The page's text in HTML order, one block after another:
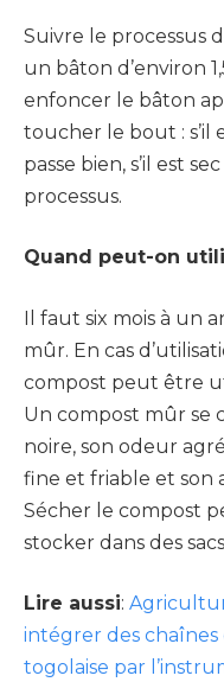
Suivre le processus
un bâton d’environ
enfoncer le bâton
toucher le bout : s’il
passe bien, s’il est
processus.
Quand peut-on
Il faut six mois à un
mûr. En cas
compost peut être
Un compost mûr se
noire, son odeur
fine et friable et son
Sécher le compost
stocker dans des
Lire aussi:
intégrer des
togolaise par